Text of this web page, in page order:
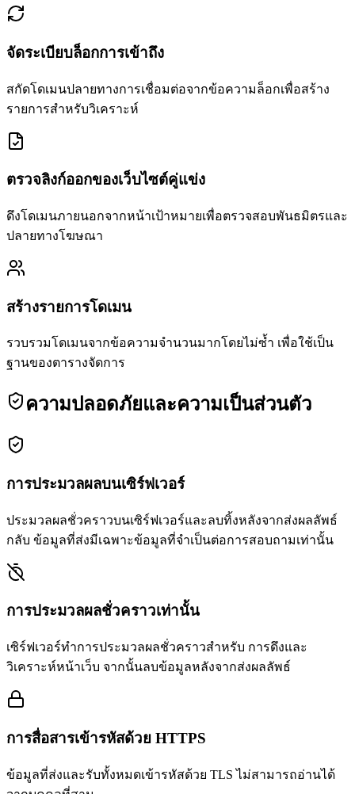
จัดระเบียบล็อกการเข้าถึง
สกัดโดเมนปลายทางการเชื่อมต่อจากข้อความล็อกเพื่อสร้าง
รายการสำหรับวิเคราะห์
ตรวจลิงก์ออกของเว็บไซต์คู่แข่ง
ดึงโดเมนภายนอกจากหน้าเป้าหมายเพื่อตรวจสอบพันธมิตรและ
ปลายทางโฆษณา
สร้างรายการโดเมน
รวบรวมโดเมนจากข้อความจำนวนมากโดยไม่ซ้ำ เพื่อใช้เป็น
ฐานของตารางจัดการ
ความปลอดภัยและความเป็นส่วนตัว
การประมวลผลบนเซิร์ฟเวอร์
ประมวลผลชั่วคราวบนเซิร์ฟเวอร์และลบทิ้งหลังจากส่งผลลัพธ์
กลับ ข้อมูลที่ส่งมีเฉพาะข้อมูลที่จำเป็นต่อการสอบถามเท่านั้น
การประมวลผลชั่วคราวเท่านั้น
เซิร์ฟเวอร์ทำการประมวลผลชั่วคราวสำหรับ การดึงและ
วิเคราะห์หน้าเว็บ จากนั้นลบข้อมูลหลังจากส่งผลลัพธ์
การสื่อสารเข้ารหัสด้วย HTTPS
ข้อมูลที่ส่งและรับทั้งหมดเข้ารหัสด้วย TLS ไม่สามารถอ่านได้